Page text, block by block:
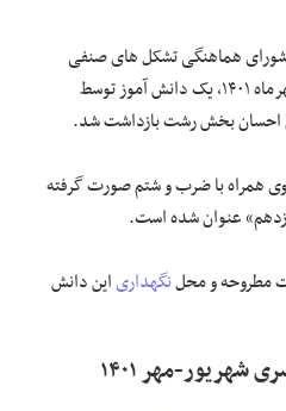
شورای هماهنگی تشکل های صنفی
فرهنگیان ایران، روز چهارشنبه ۲۰ مهرماه ۱۴۰۱، یک دانش آموز توسط
احسان بخش رشت بازداشت شد.
همراه با ضرب و شتم صورت گرفته
عنوان شده است.
مطروحه و محلنگهداریاین دانش
شهریور-مهر ۱۴۰۱